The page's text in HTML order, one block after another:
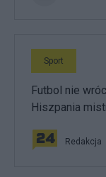
Sport
Futbol nie
Hiszpania
Redakcja